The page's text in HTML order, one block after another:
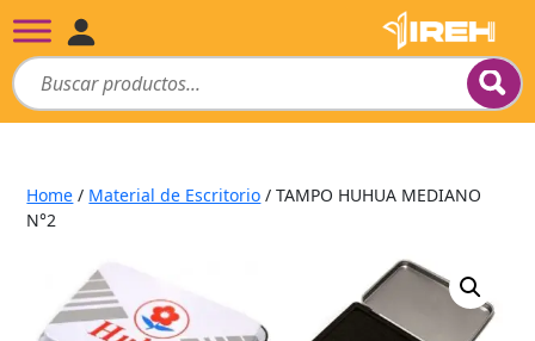
Home / Material de Escritorio / TAMPO HUHUA MEDIANO
N°2